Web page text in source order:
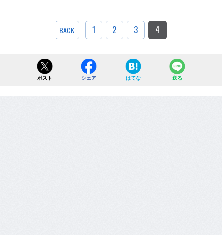
BACK 1 2 3 4
ポスト シェア はてな 送る